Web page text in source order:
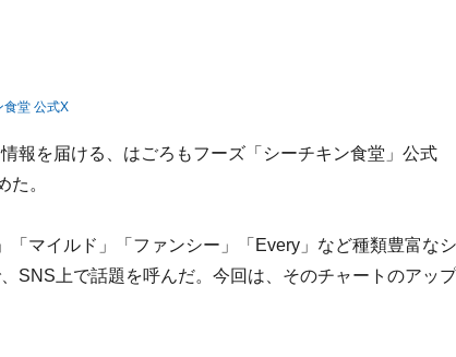
食堂 公式X
報を届ける、はごろもフーズ「シーチキン食堂」公式
た。
マイルド」「ファンシー」「Every」など種類豊富なシ
SNS上で話題を呼んだ。今回は、そのチャートのアップ